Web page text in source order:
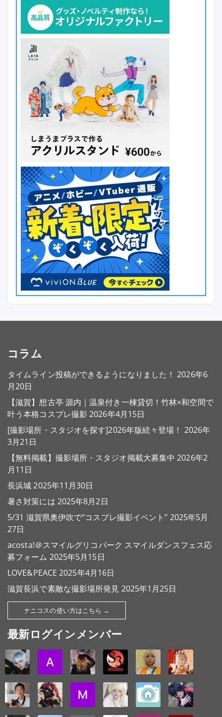
コラム
タイムライン投稿ができるようになりました！ 2026年6
月20日
【滋賀】想古亭 源内｜温泉付き一棟貸切！竹林×和空間で
叶う本格コスプレ撮影 2026年4月15日
[撮影場所・スタジオを探す]2026年版続々登場！ 2026年
3月21日
【無料掲載】撮影場所・スタジオ掲載大募集中 2026年2
月11日
長浜城 2025年11月30日
暑さ対策には 2025年8月2日
5/31 滋賀県奥伊吹で“コスプレ撮影イベント” 2025年5月
27日
acosta!＠スマイルグリコパーク スマイルダンスフェス応
募フォーム 2025年5月15日
LOVE&PEACE 2025年4月16日
滋賀長浜で素敵な撮影場所発見 2025年1月25日
ナニコスの使い方はこちら →
最新ログインメンバー